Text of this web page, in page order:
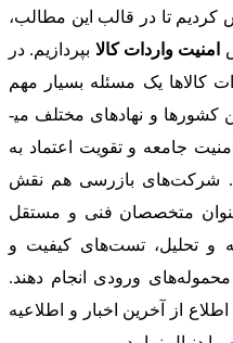
کردیم تا در قالب این مطالب،
امنیت واردات کالا بپردازیم. در
کالاها یک مسئله بسیار مهم
کشورها و نهادهای مختلف می­
جامعه و تقویت اعتماد به
شرکت‌های بازرسی هم نقش
عنوان متخصصان فنی و مستقل
و تحلیل، تست‌های کیفیت و
ورودی انجام دهند.
از آخرین اخبار و اطلاعیه